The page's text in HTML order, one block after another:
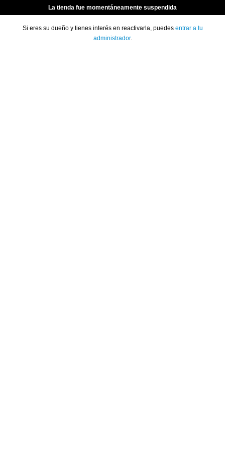
La tienda fue momentáneamente suspendida
Si eres su dueño y tienes interés en reactivarla, puedes entrar a tu
administrador.